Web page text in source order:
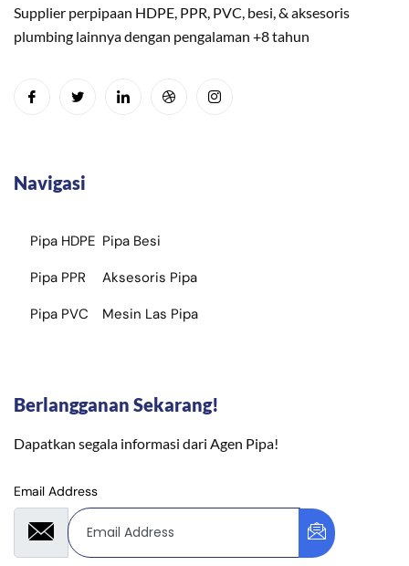
Supplier perpipaan HDPE, PPR, PVC, besi, & aksesoris
plumbing lainnya dengan pengalaman +8 tahun
Navigasi
Pipa HDPE
Pipa PPR
Pipa PVC
Pipa Besi
Aksesoris Pipa
Mesin Las Pipa
Berlangganan Sekarang!
Dapatkan segala informasi dari Agen Pipa!
Email Address